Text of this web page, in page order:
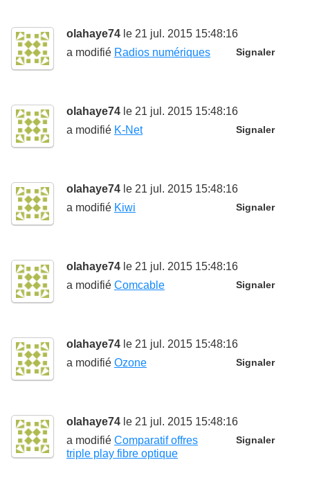
olahaye74 le 21 jul. 2015 15:48:16
Signaler
a modifié Radios numériques
olahaye74 le 21 jul. 2015 15:48:16
Signaler
a modifié K-Net
olahaye74 le 21 jul. 2015 15:48:16
Signaler
a modifié Kiwi
olahaye74 le 21 jul. 2015 15:48:16
Signaler
a modifié Comcable
olahaye74 le 21 jul. 2015 15:48:16
Signaler
a modifié Ozone
olahaye74 le 21 jul. 2015 15:48:16
Signaler
a modifié Comparatif offres
triple play fibre optique